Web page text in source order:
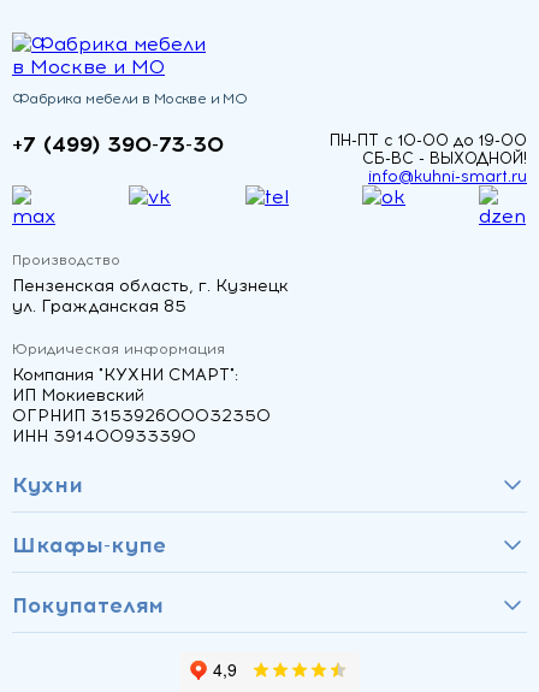
Фабрика мебели в Москве и МО
+7 (499) 390-73-30
ПН-ПТ с 10-00 до 19-00
СБ-ВС - ВЫХОДНОЙ!
info@kuhni-smart.ru
Производство
Пензенская область, г. Кузнецк
ул. Гражданская 85
Юридическая информация
Компания "КУХНИ СМАРТ":
ИП Мокиевский
ОГРНИП 315392600032350
ИНН 391400933390
Кухни
Шкафы-купе
Покупателям